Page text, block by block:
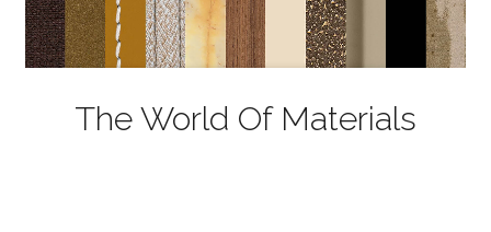
The World Of Materials